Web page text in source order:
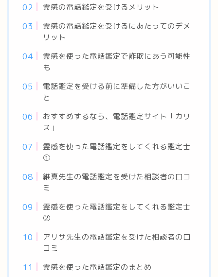
霊感の電話鑑定を受けるメリット
霊感の電話鑑定を受けるにあたってのデメ
リット
霊感を使った電話鑑定で詐欺にあう可能性
も
電話鑑定を受ける前に準備した方がいいこ
と
おすすめするなら、電話鑑定サイト「カリ
ス」
霊感を使った電話鑑定をしてくれる鑑定士
①
維真先生の電話鑑定を受けた相談者の口コ
ミ
霊感を使った電話鑑定をしてくれる鑑定士
②
アリサ先生の電話鑑定を受けた相談者の口
コミ
霊感を使った電話鑑定のまとめ